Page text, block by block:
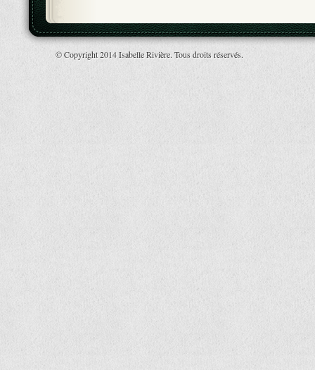
© Copyright 2014 Isabelle Rivière. Tous droits réservés.